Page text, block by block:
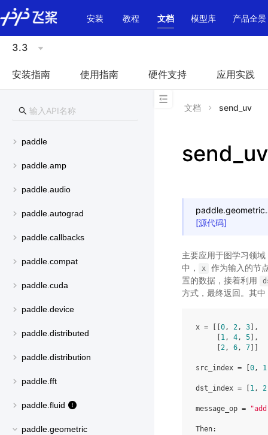
\u200E
安装
教程 文档 模型库 产品全景
3.3
安装指南 使用指南 硬件支持 应用实践
paddle
paddle.amp
paddle.audio
paddle.autograd
paddle.callbacks
paddle.compat
paddle.cuda
paddle.device
paddle.distributed
paddle.distribution
paddle.fft
paddle.fluid
paddle.geometric
文档 send_uv
send_uv
paddle.geometric.
[源代码]
主要应用于图学习领
中，
x
作为输入的节
置的数据，接着利用
方式，最终返回。其中
x = [[ 0, 2, 3 ],
1, 4, 5 ],
2, 6, 7
src_index = [ 0, 1
dst_index = [ 1, 2
message_op =
Then: